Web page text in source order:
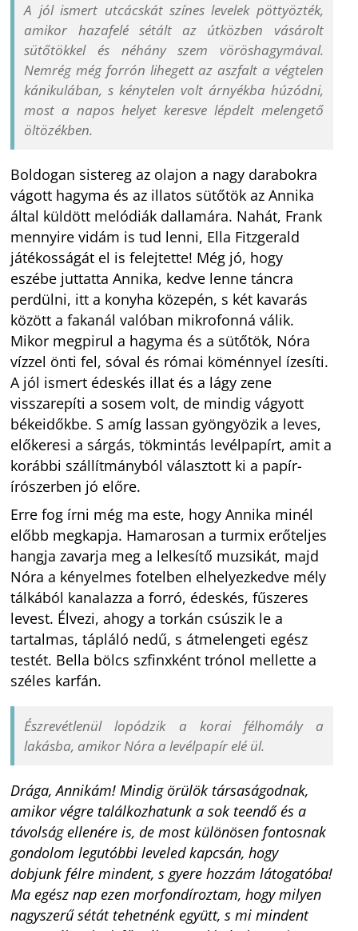
A jól ismert utcácskát színes levelek pöttyözték,
amikor hazafelé sétált az útközben vásárolt
sütőtökkel és néhány szem vöröshagymával.
Nemrég még forrón lihegett az aszfalt a végtelen
kánikulában, s kénytelen volt árnyékba húzódni,
most a napos helyet keresve lépdelt melengető
öltözékben.
Boldogan sistereg az olajon a nagy darabokra
vágott hagyma és az illatos sütőtök az Annika
által küldött melódiák dallamára. Nahát, Frank
mennyire vidám is tud lenni, Ella Fitzgerald
játékosságát el is felejtette! Még jó, hogy
eszébe juttatta Annika, kedve lenne táncra
perdülni, itt a konyha közepén, s két kavarás
között a fakanál valóban mikrofonná válik.
Mikor megpirul a hagyma és a sütőtök, Nóra
vízzel önti fel, sóval és római köménnyel ízesíti.
A jól ismert édeskés illat és a lágy zene
visszarepíti a sosem volt, de mindig vágyott
békeidőkbe. S amíg lassan gyöngyözik a leves,
előkeresi a sárgás, tökmintás levélpapírt, amit a
korábbi szállítmányból választott ki a papír-
írószerben jó előre.
Erre fog írni még ma este, hogy Annika minél
előbb megkapja. Hamarosan a turmix erőteljes
hangja zavarja meg a lelkesítő muzsikát, majd
Nóra a kényelmes fotelben elhelyezkedve mély
tálkából kanalazza a forró, édeskés, fűszeres
levest. Élvezi, ahogy a torkán csúszik le a
tartalmas, tápláló nedű, s átmelengeti egész
testét. Bella bölcs szfinxként trónol mellette a
széles karfán.
Észrevétlenül lopódzik a korai félhomály a
lakásba, amikor Nóra a levélpapír elé ül.
Drága, Annikám! Mindig örülök társaságodnak,
amikor végre találkozhatunk a sok teendő és a
távolság ellenére is, de most különösen fontosnak
gondolom legutóbbi leveled kapcsán, hogy
dobjunk félre mindent, s gyere hozzám látogatóba!
Ma egész nap ezen morfondíroztam, hogy milyen
nagyszerű sétát tehetnénk együtt, s mi mindent